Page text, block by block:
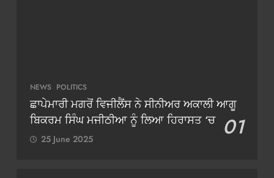
NEWS POLITICS
ਛਾਪੇਮਾਰੀ ਮਗਰੋਂ ਵਿਜੀਲੈਂਸ ਨੇ ਸੀਨੀਅਰ ਅਕਾਲੀ ਆਗੂ
ਬਿਕਰਮ ਸਿੰਘ ਮਜੀਠੀਆ ਨੂੰ ਲਿਆ ਹਿਰਾਸਤ ‘ਚ 01
25 June 2025